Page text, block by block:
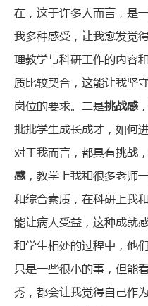
在，这于许多人而言，是
我多种感受，让我愈发觉
理教学与科研工作的内容
质比较契合，这能让我坚
岗位的要求。二是挑战感
批批学生成长成才，如何
对于我而言，都具有挑战
感，教学上我和很多老师
和综合素质，在科研上我
能让病人受益，这种成就
和学生相处的过程中，他
只是一些很小的事，但能
秀，都会让我觉得自己作